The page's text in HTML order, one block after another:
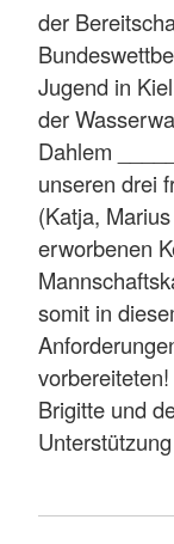
der
Jugend in
der
Dahlem
unseren drei
(Katja,
erworbenen
somit in
Brigitte und